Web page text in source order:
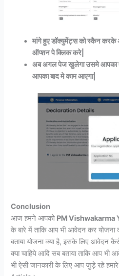
मांगे हुए डॉक्युमेंट्स को स्कैन
ऑप्शन पे क्लिक करे|
अब अगल पेज खुलेगा उसमे आपका
आपका बाद मे काम आएगा|
Conclusion
आज हमने आपको PM Vishwakarma
के बारे में ताकि आप भी आवेदन कर
बताया योजना क्या है, इसके लिए आवेदन कैसे
क्या चाहिये आदि सब बताया ताकि आप
भी ऐसी जानकारी के लिए आप जुड़े रहे